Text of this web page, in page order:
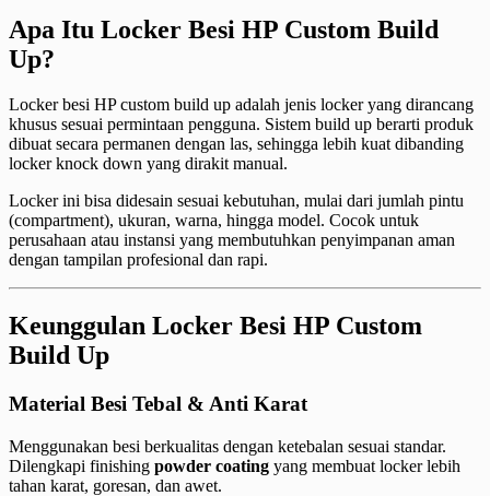
Apa Itu Locker Besi HP Custom Build
Up?
Locker besi HP custom build up adalah jenis locker yang dirancang
khusus sesuai permintaan pengguna. Sistem build up berarti produk
dibuat secara permanen dengan las, sehingga lebih kuat dibanding
locker knock down yang dirakit manual.
Locker ini bisa didesain sesuai kebutuhan, mulai dari jumlah pintu
(compartment), ukuran, warna, hingga model. Cocok untuk
perusahaan atau instansi yang membutuhkan penyimpanan aman
dengan tampilan profesional dan rapi.
Keunggulan Locker Besi HP Custom
Build Up
Material Besi Tebal & Anti Karat
Menggunakan besi berkualitas dengan ketebalan sesuai standar.
Dilengkapi finishing powder coating yang membuat locker lebih
tahan karat, goresan, dan awet.